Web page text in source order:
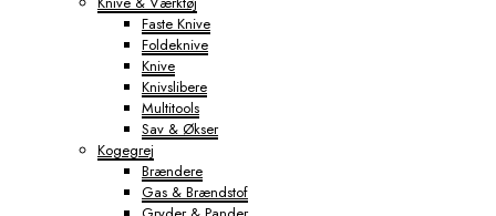
Faste Knive
Foldeknive
Knive
Knivslibere
Multitools
Sav & Økser
Kogegrej
Brændere
Gas & Brændstof